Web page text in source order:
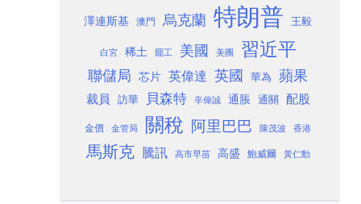
澤連斯基 澳門 烏克蘭 特朗普 王毅
白宮 稀土 罷工 美國 美團 習近平
聯儲局 芯片 英偉達 英國 華為 蘋果
裁員 訪華 貝森特 辛偉誠 通脹 通關 配股
金價 金管局 關稅 阿里巴巴 陳茂波 香港
馬斯克 騰訊 高市早苗 高盛 鮑威爾 黃仁勳